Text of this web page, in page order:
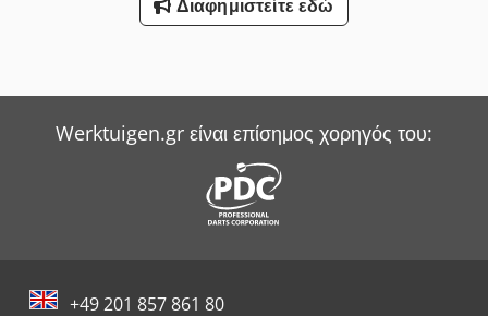
Διαφημιστείτε εδώ
Werktuigen.gr είναι επίσημος χορηγός του:
+49 201 857 861 80